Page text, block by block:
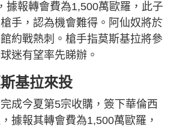
據報轉會費為1,500萬歐羅，此子
手，認為機會難得。阿仙奴將於
館約戰熱刺。槍手指莫斯基拉將參
迷有望率先睇辦。
基拉來投
成今夏第5宗收購，簽下華倫西
據報其轉會費為1,500萬歐羅，